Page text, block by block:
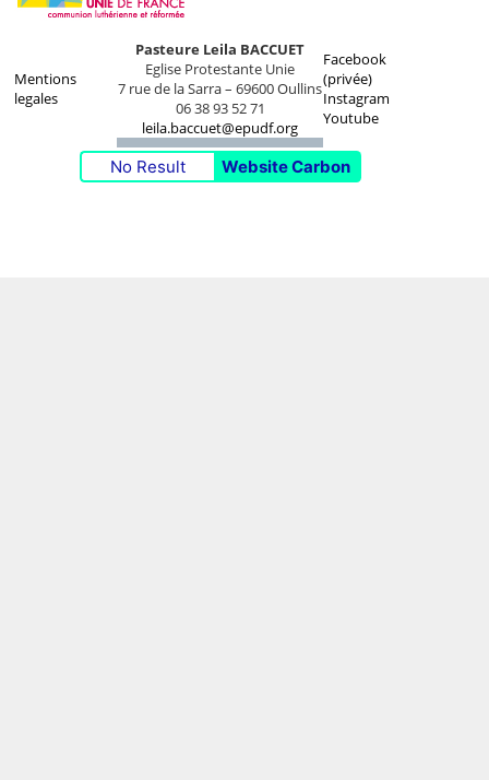
Mentions
legales
Pasteure Leila BACCUET
Eglise Protestante Unie
7 rue de la Sarra – 69600 Oullins
06 38 93 52 71
leila.baccuet@epudf.org
Facebook
(privée)
Instagram
Youtube
No Result Website Carbon